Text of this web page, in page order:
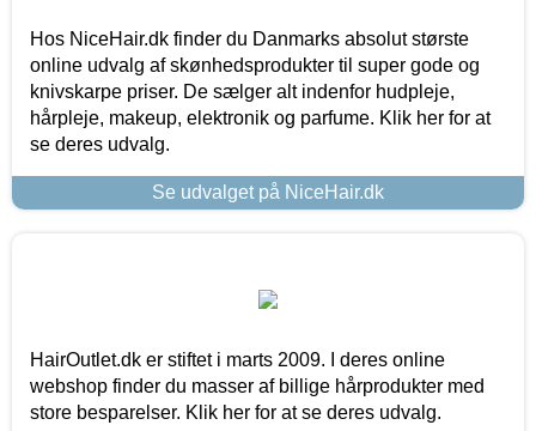
Hos NiceHair.dk finder du Danmarks absolut største
online udvalg af skønhedsprodukter til super gode og
knivskarpe priser. De sælger alt indenfor hudpleje,
hårpleje, makeup, elektronik og parfume. Klik her for at
se deres udvalg.
Se udvalget på NiceHair.dk
HairOutlet.dk er stiftet i marts 2009. I deres online
webshop finder du masser af billige hårprodukter med
store besparelser. Klik her for at se deres udvalg.